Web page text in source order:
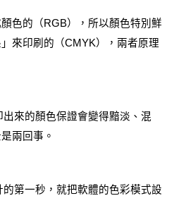
色的（RGB），所以顏色特別鮮
來印刷的（CMYK），兩者原理
來的顏色保證會變得黯淡、混
兩回事。
的第一秒，就把軟體的色彩模式設